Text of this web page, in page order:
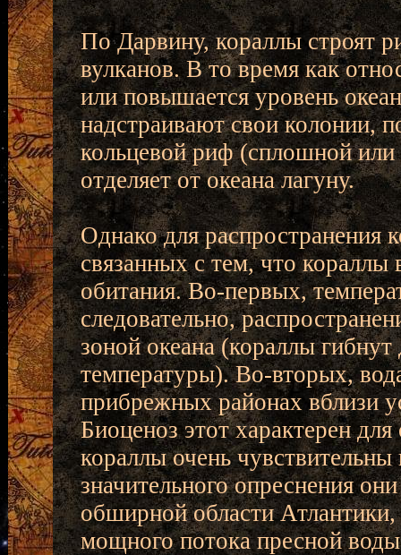
По Дарвину, кораллы строят
вулканов. В то время как
или повышается уровень
надстраивают свои колонии,
кольцевой риф (сплошной
отделяет от океана лагуну.
Однако для распространения
связанных с тем, что кораллы
обитания. Во-первых,
следовательно,
зоной океана (кораллы
температуры). Во-вторых,
прибрежных районах вблизи
Биоценоз этот характерен
кораллы очень
значительного опреснения
обширной области
мощного потока пресной